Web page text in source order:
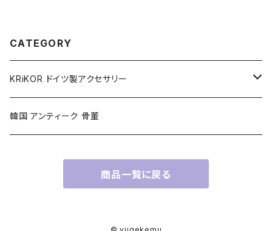
CATEGORY
KRiKOR ドイツ製アクセサリー
ネックレス Necklace
ピアス Pierce
韓国 アンティーク 骨董
商品一覧に戻る